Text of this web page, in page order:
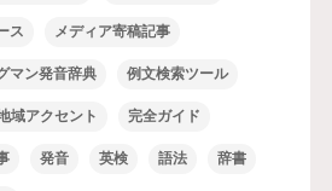
ス メディア寄稿記事
マン発音辞典 例文検索ツール
域アクセント 完全ガイド
発音 英検 語法 辞書